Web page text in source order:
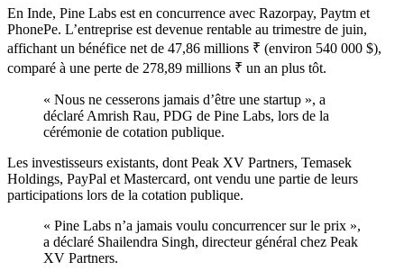
En Inde, Pine Labs est en concurrence avec Razorpay, Paytm et
PhonePe. L’entreprise est devenue rentable au trimestre de juin,
affichant un bénéfice net de 47,86 millions ₹ (environ 540 000 $),
comparé à une perte de 278,89 millions ₹ un an plus tôt.
« Nous ne cesserons jamais d’être une startup », a
déclaré Amrish Rau, PDG de Pine Labs, lors de la
cérémonie de cotation publique.
Les investisseurs existants, dont Peak XV Partners, Temasek
Holdings, PayPal et Mastercard, ont vendu une partie de leurs
participations lors de la cotation publique.
« Pine Labs n’a jamais voulu concurrencer sur le prix »,
a déclaré Shailendra Singh, directeur général chez Peak
XV Partners.